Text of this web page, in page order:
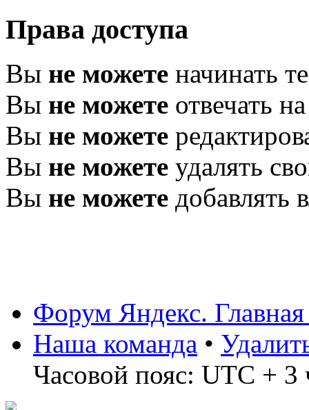
Права доступа
Вы не можете начинать
Вы не можете отвечать
Вы не можете
Вы не можете удалять
Вы не можете добавлять
Форум Яндекс.
Наша команда •
Часовой пояс: UTC + 3